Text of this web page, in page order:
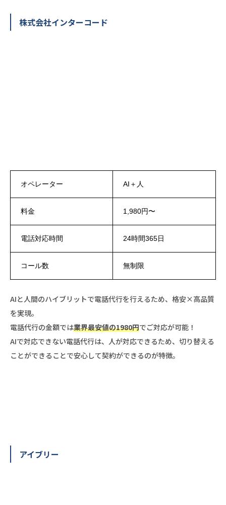
株式会社インターコード
オペレーター AI＋人
料金 1,980円〜
電話対応時間 24時間365日
コール数 無制限
AIと人間のハイブリットで電話代行を行えるため、格安×高品質
を実現。
電話代行の金額では業界最安値の1980円でご対応が可能！
AIで対応できない電話代行は、人が対応できるため、切り替える
ことができることで安心して契約ができるのが特徴。
アイブリー